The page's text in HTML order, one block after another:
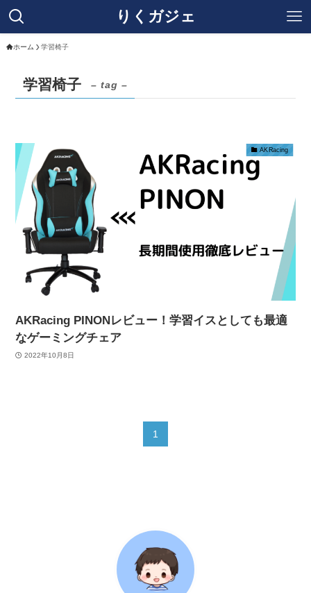
りくガジェ
ホーム 学習椅子
学習椅子 – tag –
AKRacing
AKRacing PINONレビュー！学習イスとしても最適
なゲーミングチェア
2022年10月8日
1